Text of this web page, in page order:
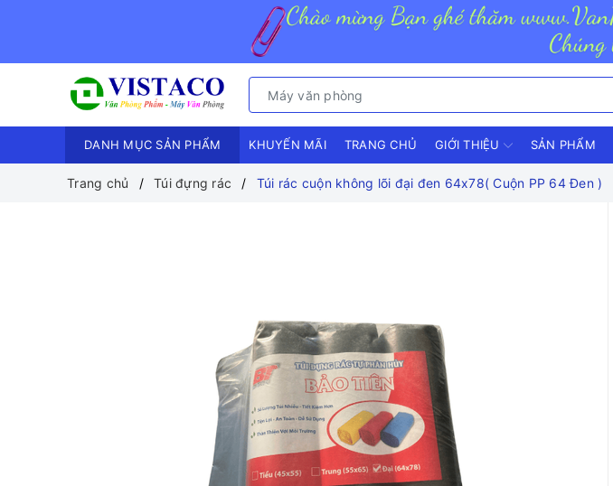
DANH MỤC SẢN PHẨM KHUYẾN MÃI TRANG CHỦ GIỚI THIỆU SẢN PHẨM
Trang chủ Túi đựng rác Túi rác cuộn không lõi đại đen 64x78( Cuộn PP 64 Đen )